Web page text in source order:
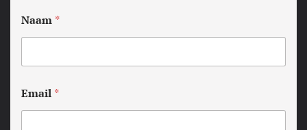
Naam *
Email *